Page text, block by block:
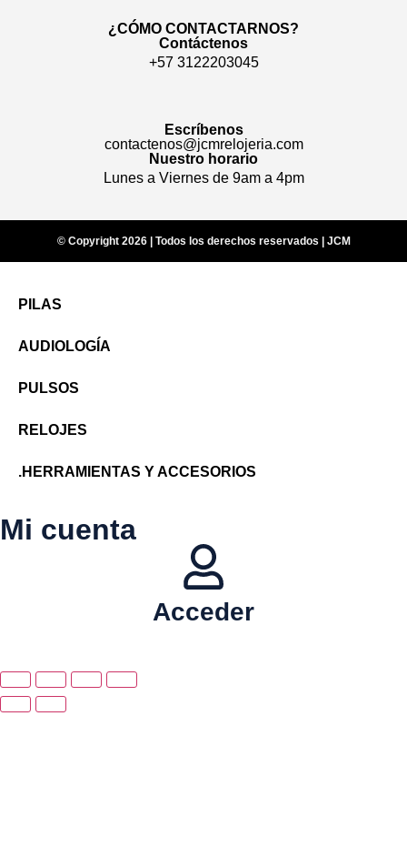
¿CÓMO CONTACTARNOS?
Contáctenos
+57 3122203045
Escríbenos
contactenos@jcmrelojeria.com
Nuestro horario
Lunes a Viernes de 9am a 4pm
© Copyright 2026 | Todos los derechos reservados | JCM
PILAS
AUDIOLOGÍA
PULSOS
RELOJES
.HERRAMIENTAS Y ACCESORIOS
Mi cuenta
Acceder